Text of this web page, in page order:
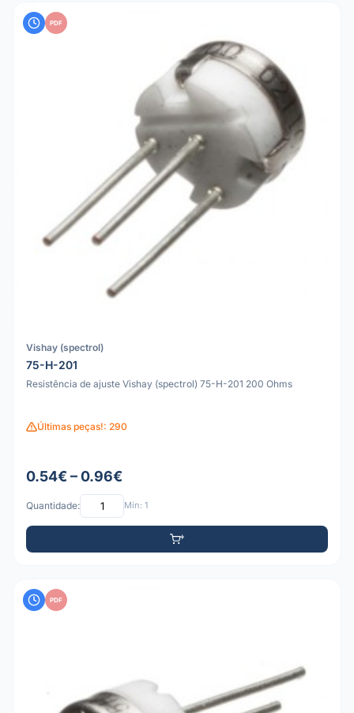
PDF
Vishay (spectrol)
75-H-201
Resistência de ajuste Vishay (spectrol) 75-H-201 200 Ohms
Últimas peças!: 290
0.54€ – 0.96€
Quantidade: Mín: 1
PDF